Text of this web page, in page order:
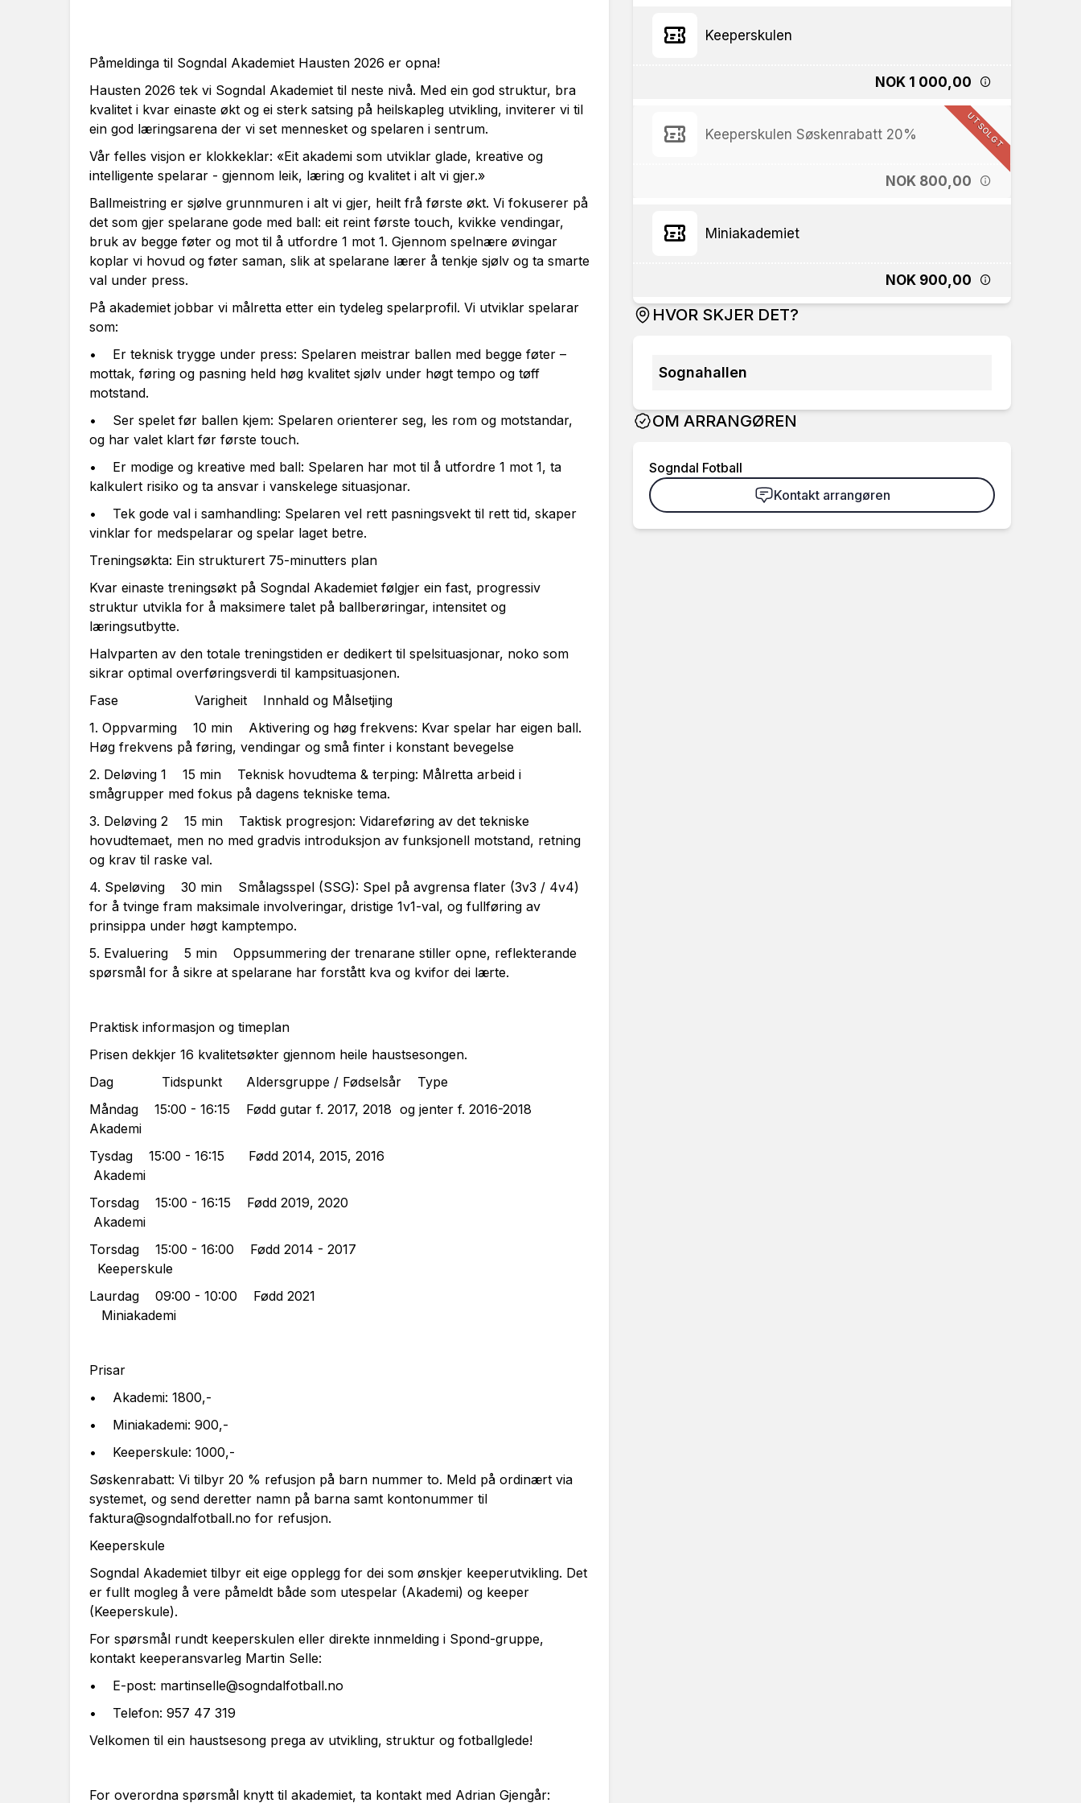
Påmeldinga til Sogndal Akademiet Hausten 2026 er opna!
Hausten 2026 tek vi Sogndal Akademiet til neste nivå. Med ein god struktur, bra
kvalitet i kvar einaste økt og ei sterk satsing på heilskapleg utvikling, inviterer vi til
ein god læringsarena der vi set mennesket og spelaren i sentrum.
Vår felles visjon er klokkeklar: «Eit akademi som utviklar glade, kreative og
intelligente spelarar - gjennom leik, læring og kvalitet i alt vi gjer.»
Ballmeistring er sjølve grunnmuren i alt vi gjer, heilt frå første økt. Vi fokuserer på
det som gjer spelarane gode med ball: eit reint første touch, kvikke vendingar,
bruk av begge føter og mot til å utfordre 1 mot 1. Gjennom spelnære øvingar
koplar vi hovud og føter saman, slik at spelarane lærer å tenkje sjølv og ta smarte
val under press.
På akademiet jobbar vi målretta etter ein tydeleg spelarprofil. Vi utviklar spelarar
som:
• Er teknisk trygge under press: Spelaren meistrar ballen med begge føter –
mottak, føring og pasning held høg kvalitet sjølv under høgt tempo og tøff
motstand.
• Ser spelet før ballen kjem: Spelaren orienterer seg, les rom og motstandar,
og har valet klart før første touch.
• Er modige og kreative med ball: Spelaren har mot til å utfordre 1 mot 1, ta
kalkulert risiko og ta ansvar i vanskelege situasjonar.
• Tek gode val i samhandling: Spelaren vel rett pasningsvekt til rett tid, skaper
vinklar for medspelarar og spelar laget betre.
Treningsøkta: Ein strukturert 75-minutters plan
Kvar einaste treningsøkt på Sogndal Akademiet følgjer ein fast, progressiv
struktur utvikla for å maksimere talet på ballberøringar, intensitet og
læringsutbytte.
Halvparten av den totale treningstiden er dedikert til spelsituasjonar, noko som
sikrar optimal overføringsverdi til kampsituasjonen.
Fase Varigheit Innhald og Målsetjing
1. Oppvarming 10 min Aktivering og høg frekvens: Kvar spelar har eigen ball.
Høg frekvens på føring, vendingar og små finter i konstant bevegelse
2. Deløving 1 15 min Teknisk hovudtema & terping: Målretta arbeid i
smågrupper med fokus på dagens tekniske tema.
3. Deløving 2 15 min Taktisk progresjon: Vidareføring av det tekniske
hovudtemaet, men no med gradvis introduksjon av funksjonell motstand, retning
og krav til raske val.
4. Speløving 30 min Smålagsspel (SSG): Spel på avgrensa flater (3v3 / 4v4)
for å tvinge fram maksimale involveringar, dristige 1v1-val, og fullføring av
prinsippa under høgt kamptempo.
5. Evaluering 5 min Oppsummering der trenarane stiller opne, reflekterande
spørsmål for å sikre at spelarane har forstått kva og kvifor dei lærte.
Praktisk informasjon og timeplan
Prisen dekkjer 16 kvalitetsøkter gjennom heile haustsesongen.
Dag Tidspunkt Aldersgruppe / Fødselsår Type
Måndag 15:00 - 16:15 Fødd gutar f. 2017, 2018 og jenter f. 2016-2018
Akademi
Tysdag 15:00 - 16:15 Fødd 2014, 2015, 2016
Akademi
Torsdag 15:00 - 16:15 Fødd 2019, 2020
Akademi
Torsdag 15:00 - 16:00 Fødd 2014 - 2017
Keeperskule
Laurdag 09:00 - 10:00 Fødd 2021
Miniakademi
Prisar
• Akademi: 1800,-
• Miniakademi: 900,-
• Keeperskule: 1000,-
Søskenrabatt: Vi tilbyr 20 % refusjon på barn nummer to. Meld på ordinært via
systemet, og send deretter namn på barna samt kontonummer til
faktura@sogndalfotball.no for refusjon.
Keeperskule
Sogndal Akademiet tilbyr eit eige opplegg for dei som ønskjer keeperutvikling. Det
er fullt mogleg å vere påmeldt både som utespelar (Akademi) og keeper
(Keeperskule).
For spørsmål rundt keeperskulen eller direkte innmelding i Spond-gruppe,
kontakt keeperansvarleg Martin Selle:
• E-post: martinselle@sogndalfotball.no
• Telefon: 957 47 319
Velkomen til ein haustsesong prega av utvikling, struktur og fotballglede!
For overordna spørsmål knytt til akademiet, ta kontakt med Adrian Gjengår:
Keeperskulen
NOK 1 000,00
Keeperskulen Søskenrabatt 20%
NOK 800,00
UTSOLGT
Miniakademiet
NOK 900,00
HVOR SKJER DET?
Sognahallen
OM ARRANGØREN
Sogndal Fotball
Kontakt arrangøren